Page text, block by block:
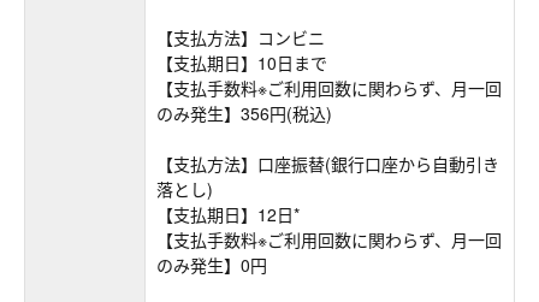
【支払方法】コンビニ
【支払期日】10日まで
【支払手数料※ご利用回数に関わらず、月一回
のみ発生】356円(税込)
【支払方法】口座振替(銀行口座から自動引き
落とし)
【支払期日】12日*
【支払手数料※ご利用回数に関わらず、月一回
のみ発生】0円